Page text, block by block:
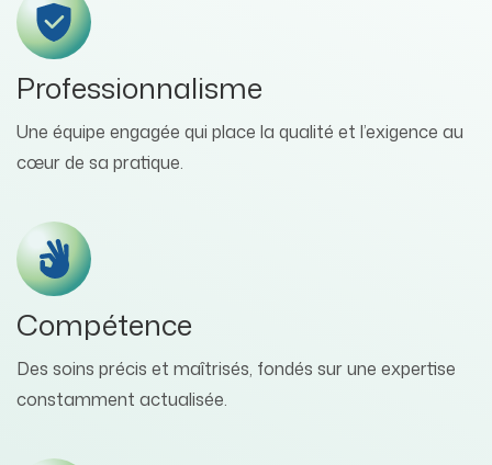
Professionnalisme
Une équipe engagée qui place la qualité et l’exigence au
cœur de sa pratique.
Compétence
Des soins précis et maîtrisés, fondés sur une expertise
constamment actualisée.